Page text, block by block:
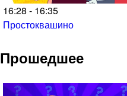
16:28 - 16:35
Простоквашино
Прошедшее